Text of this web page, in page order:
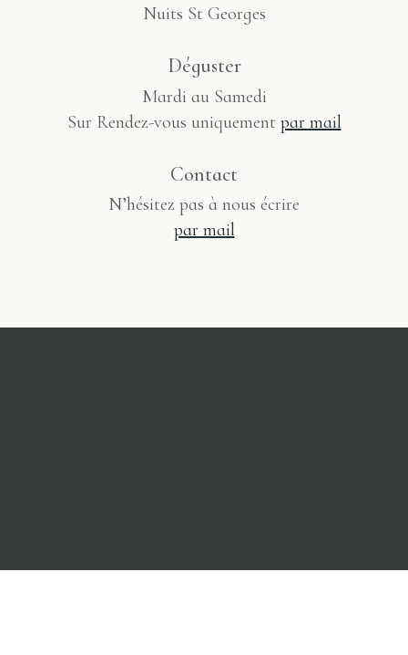
Nuits St Georges
Déguster
Mardi au Samedi
Sur Rendez-vous uniquement par mail
Contact
N’hésitez pas à nous écrire
par mail